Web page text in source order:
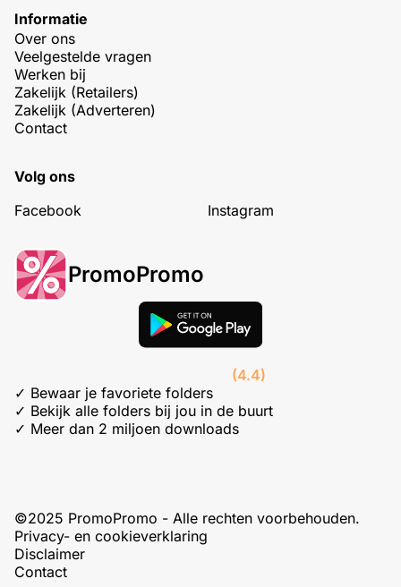
Informatie
Over ons
Veelgestelde vragen
Werken bij
Zakelijk (Retailers)
Zakelijk (Adverteren)
Contact
Volg ons
Facebook
Instagram
PromoPromo
(4.4)
✓ Bewaar je favoriete folders
✓ Bekijk alle folders bij jou in de buurt
✓ Meer dan 2 miljoen downloads
©2025 PromoPromo - Alle rechten voorbehouden.
Privacy- en cookieverklaring
Disclaimer
Contact